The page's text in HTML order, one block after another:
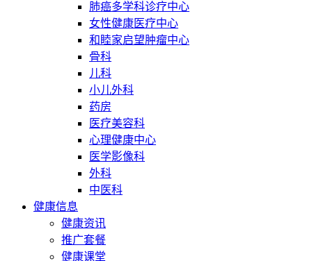
肺癌多学科诊疗中心
女性健康医疗中心
和睦家启望肿瘤中心
骨科
儿科
小儿外科
药房
医疗美容科
心理健康中心
医学影像科
外科
中医科
健康信息
健康资讯
推广套餐
健康课堂